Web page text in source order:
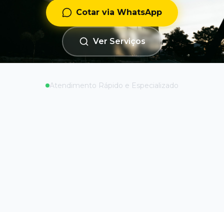
Cotar via WhatsApp
Ver Serviços
Atendimento Rápido e Especializado